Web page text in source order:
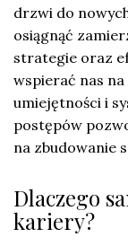
drzwi do
osiągnąć
strategie oraz
wspierać nas
umiejętności i
postępów
na zbudowanie
Dlaczego
kariery?